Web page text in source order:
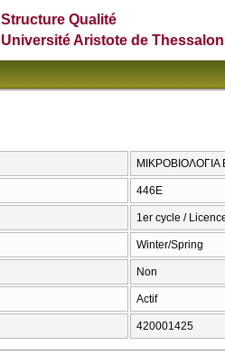
Structure Qualité
Université Aristote de
ΜΙΚΡΟΒΙΟΛΟΓΙΑ
446Ε
1er cycle /
Winter/Spring
Non
Actif
420001425